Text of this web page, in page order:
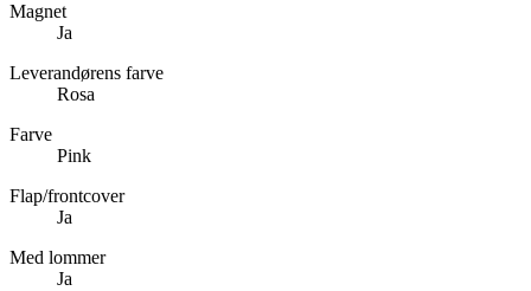
Magnet
Ja
Leverandørens farve
Rosa
Farve
Pink
Flap/frontcover
Ja
Med lommer
Ja